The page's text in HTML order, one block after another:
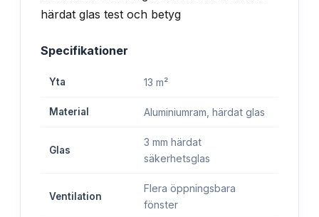
Specifikationer
Yta 13 m²
Material Aluminiumram, härdat glas
Glas
3 mm härdat
säkerhetsglas
Ventilation
Flera öppningsbara
fönster